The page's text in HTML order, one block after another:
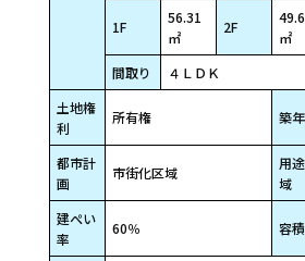
1F
56.31
㎡
2F
㎡
間取り
４ＬＤＫ
土地権
利
所有権 築
都市計
画
市街化区域
用
域
建ぺい
率
60％ 容